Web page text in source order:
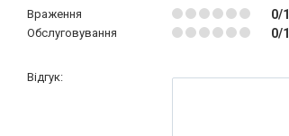
Враження 0/
Обслуговування 0/
Відгук: